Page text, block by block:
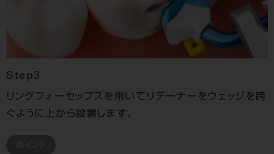
Step3
リングフォーセップスを用いてリテーナーをウェッジを跨
ぐように上から設置します。